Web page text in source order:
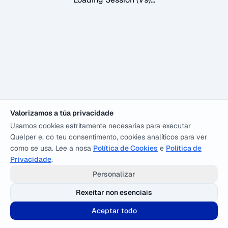
Valorizamos a túa privacidade
Usamos cookies estritamente necesarias para executar
Quelper e, co teu consentimento, cookies analíticos para ver
como se usa. Lee a nosa Política de Cookies e Política de
Privacidade.
Personalizar
Rexeitar non esenciais
Aceptar todo